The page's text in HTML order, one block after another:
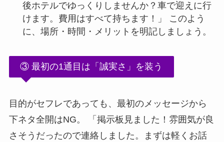
後ホテルでゆっくりしませんか？車で迎えに行
けます。費用はすべて持ちます！」 このよう
に、場所・時間・メリットを明記しましょう。
③ 最初の1通目は「誠実さ」を装う
目的がセフレであっても、最初のメッセージから
下ネタ全開はNG。 「掲示板見ました！雰囲気が良
さそうだったので連絡しました。まずは軽くお話